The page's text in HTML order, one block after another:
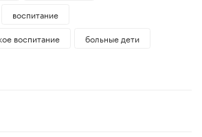
воспитание
воспитание
больные дети